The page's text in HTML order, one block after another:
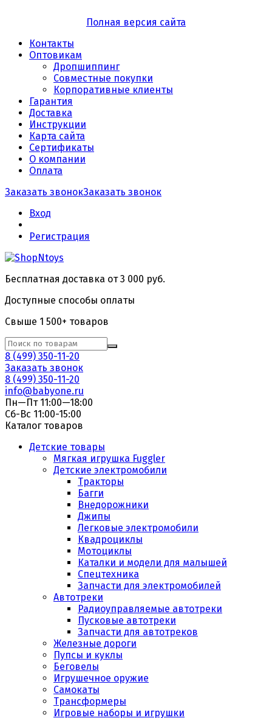
Полная версия сайта
Контакты
Оптовикам
Дропшиппинг
Совместные покупки
Корпоративные клиенты
Гарантия
Доставка
Инструкции
Карта сайта
Сертификаты
О компании
Оплата
Заказать звонокЗаказать звонок
Вход
Регистрация
Бесплатная доставка от 3 000 руб.
Доступные способы оплаты
Свыше 1 500+ товаров
8 (499) 350-11-20
Заказать звонок
8 (499) 350-11-20
info@babyone.ru
Пн—Пт 11:00—18:00
Сб-Вс 11:00-15:00
Каталог товаров
Детские товары
Мягкая игрушка Fuggler
Детские электромобили
Тракторы
Багги
Внедорожники
Джипы
Легковые электромобили
Квадроциклы
Мотоциклы
Каталки и модели для малышей
Спецтехника
Запчасти для электромобилей
Автотреки
Радиоуправляемые автотреки
Пусковые автотреки
Запчасти для автотреков
Железные дороги
Пупсы и куклы
Беговелы
Игрушечное оружие
Самокаты
Трансформеры
Игровые наборы и игрушки